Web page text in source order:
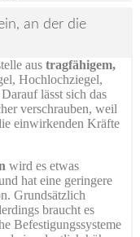
an der die
aus tragfähigem,
Hochlochziegel,
lässt sich das
verschrauben, weil
einwirkenden Kräfte
wird es etwas
hat eine geringere
Grundsätzlich
braucht es
Befestigungssysteme